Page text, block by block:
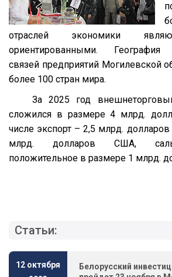
отраслей экономики
ориентированными. География
связей предприятий Могилевской
более 100 стран мира.
За 2025 год
сложился в размере 4 млрд.
числе экспорт – 2,5 млрд.
млрд. долларов США,
положительное в размере 1 млрд.
Статьи:
12 октября
Белорусский